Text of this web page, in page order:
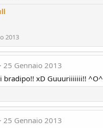
2013
25 Gennaio 2013
bradipo!! xD Guuuriiiiiii!! ^O^
25 Gennaio 2013